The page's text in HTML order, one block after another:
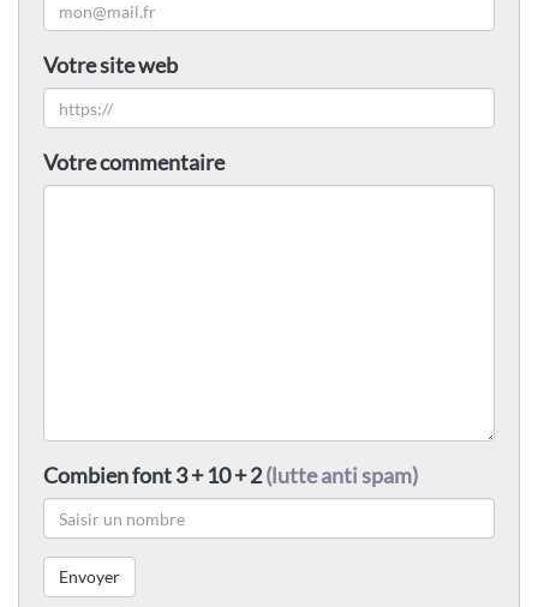
Votre site web
Votre commentaire
Combien font 3 + 10 + 2(lutte anti spam)